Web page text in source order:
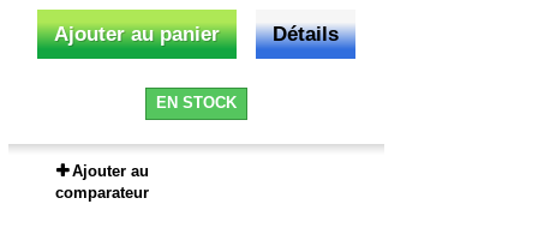
Ajouter au panier Détails
EN STOCK
Ajouter au
comparateur